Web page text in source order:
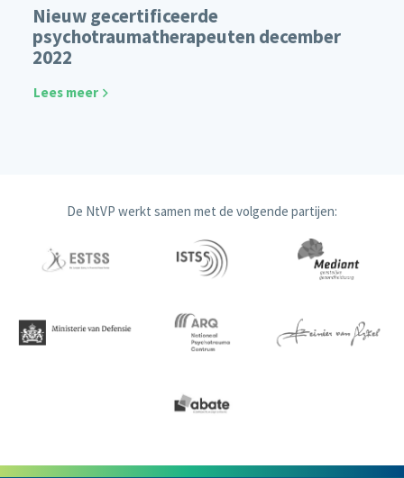
Nieuw gecertificeerde
psychotraumatherapeuten december
2022
Lees meer
De NtVP werkt samen met de volgende partijen: